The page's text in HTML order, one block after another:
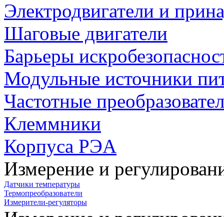
Электродвигатели и
Шаговые двигатели
Барьеры
Модульные источники
Частотные
Клеммники
Корпуса РЭА
Измерение и
Датчики температуры
Термопреобразователи
Измерители-регуляторы